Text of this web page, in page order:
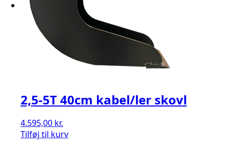
2,5-5T 40cm kabel/ler skovl
4.595,00 kr.
Tilføj til kurv